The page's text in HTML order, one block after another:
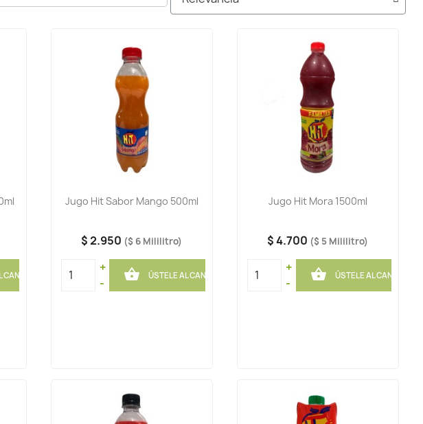
Jugo Hit Sabor Mango 500ml
$ 2.950 ($ 6 Mililitro)
+
-
 ÚSTELE AL CANASTO
Jugo Hit Mora 1500ml
$ 4.700 ($ 5 Mililitro)
+
-
 ÚSTELE AL CANASTO